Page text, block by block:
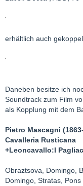
erhältlich auch
Daneben besitze ich
Soundtrack zum Film
als Kopplung mit dem
Pietro Mascagni
Cavalleria Rusticana
+Leoncavallo:I
Obraztsova, Domingo,
Domingo, Stratas, Pons